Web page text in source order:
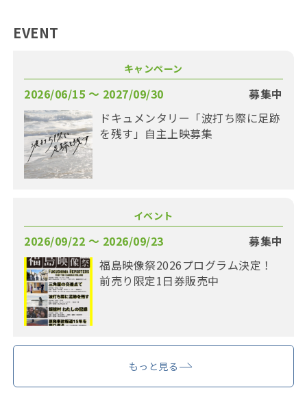
EVENT
キャンペーン
2026/06/15 〜 2027/09/30
募集中
ドキュメンタリー「波打ち際に足跡
を残す」自主上映募集
イベント
2026/09/22 〜 2026/09/23
募集中
福島映像祭2026プログラム決定！
前売り限定1日券販売中
もっと見る